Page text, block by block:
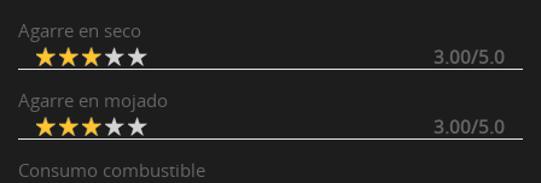
Agarre en seco
3.00/5.0
Agarre en mojado
3.00/5.0
Consumo combustible